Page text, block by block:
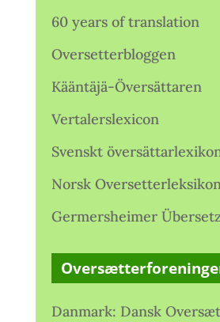
60 years of translation
Oversetterbloggen
Kääntäjä-Översättaren
Vertalerslexicon
Svenskt
Norsk
Germersheimer
Danmark: Dansk